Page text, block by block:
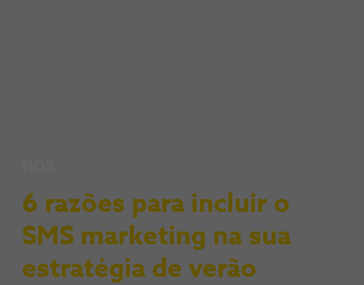
6 razões para incluir o
SMS marketing na sua
estratégia de verão